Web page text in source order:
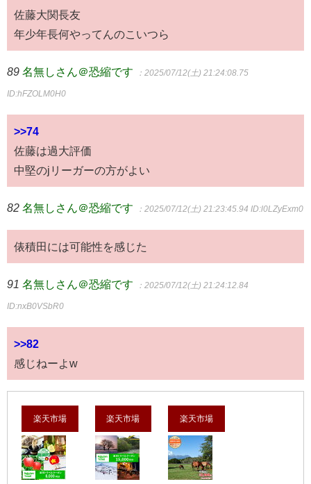
佐藤大関長友
年少年長何やってんのこいつら
89 名無しさん＠恐縮です ：2025/07/12(土) 21:24:08.75
ID:hFZOLM0H0
>>74
佐藤は過大評価
中堅のjリーガーの方がよい
82 名無しさん＠恐縮です ：2025/07/12(土) 21:23:45.94 ID:l0LZyExm0
俵積田には可能性を感じた
91 名無しさん＠恐縮です ：2025/07/12(土) 21:24:12.84
ID:nxB0VSbR0
>>82
感じねーよw
楽天市場 楽天市場 楽天市場